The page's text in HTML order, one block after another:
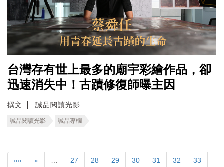
台灣存有世上最多的廟宇彩繪作品，卻
迅速消失中！古蹟修復師曝主因
撰文 誠品閱讀光影
誠品閱讀光影 誠品專欄
«« « 27 28 29 30 31 32 33